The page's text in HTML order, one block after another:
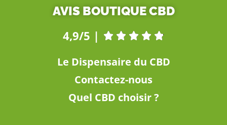
AVIS BOUTIQUE CBD
4,9/5 |     
Le Dispensaire du CBD
Contactez-nous
Quel CBD choisir ?